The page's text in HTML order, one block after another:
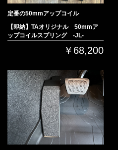
定番の50mmアップコイル
【即納】TAオリジナル 50mmア
ップコイルスプリング -JL-
￥68,200